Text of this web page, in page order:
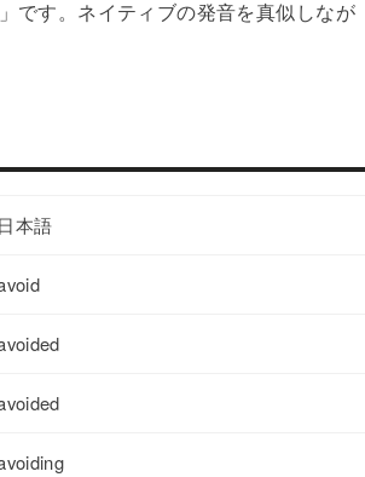
です。ネイティブの発音を真似しなが
日本語